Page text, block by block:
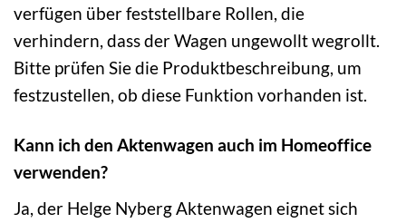
verfügen über feststellbare Rollen, die
verhindern, dass der Wagen ungewollt wegrollt.
Bitte prüfen Sie die Produktbeschreibung, um
festzustellen, ob diese Funktion vorhanden ist.
Kann ich den Aktenwagen auch im Homeoffice
verwenden?
Ja, der Helge Nyberg Aktenwagen eignet sich